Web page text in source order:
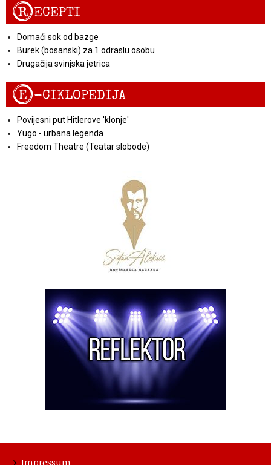
RECEPTI
Domaći sok od bazge
Burek (bosanski) za 1 odraslu osobu
Drugačija svinjska jetrica
E-CIKLOPEDIJA
Povijesni put Hitlerove 'klonje'
Yugo - urbana legenda
Freedom Theatre (Teatar slobode)
Impressum